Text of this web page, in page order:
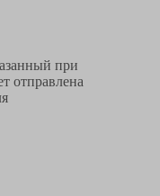
при
отправлена